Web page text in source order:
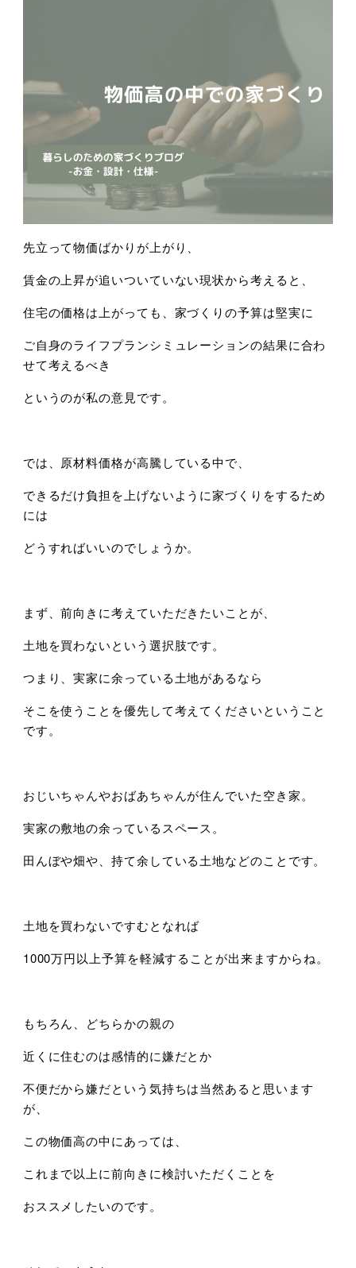
先立って物価ばかりが上がり、
賃金の上昇が追いついていない現状から考えると、
住宅の価格は上がっても、家づくりの予算は堅実に
ご自身のライフプランシミュレーションの結果に合わ
せて考えるべき
というのが私の意見です。
では、原材料価格が高騰している中で、
できるだけ負担を上げないように家づくりをするため
には
どうすればいいのでしょうか。
まず、前向きに考えていただきたいことが、
土地を買わないという選択肢です。
つまり、実家に余っている土地があるなら
そこを使うことを優先して考えてくださいということ
です。
おじいちゃんやおばあちゃんが住んでいた空き家。
実家の敷地の余っているスペース。
田んぼや畑や、持て余している土地などのことです。
土地を買わないですむとなれば
1000万円以上予算を軽減することが出来ますからね。
もちろん、どちらかの親の
近くに住むのは感情的に嫌だとか
不便だから嫌だという気持ちは当然あると思います
が、
この物価高の中にあっては、
これまで以上に前向きに検討いただくことを
おススメしたいのです。